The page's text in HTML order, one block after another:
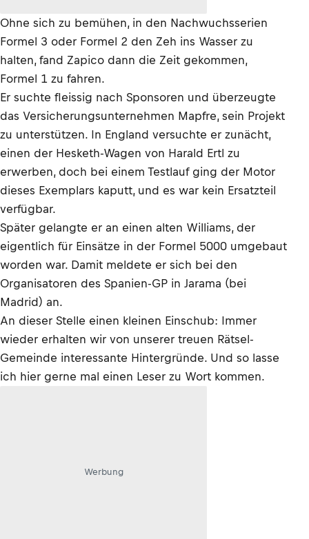
Ohne sich zu bemühen, in den Nachwuchsserien
Formel 3 oder Formel 2 den Zeh ins Wasser zu
halten, fand Zapico dann die Zeit gekommen,
Formel 1 zu fahren.
Er suchte fleissig nach Sponsoren und überzeugte
das Versicherungsunternehmen Mapfre, sein Projekt
zu unterstützen. In England versuchte er zunächt,
einen der Hesketh-Wagen von Harald Ertl zu
erwerben, doch bei einem Testlauf ging der Motor
dieses Exemplars kaputt, und es war kein Ersatzteil
verfügbar.
Später gelangte er an einen alten Williams, der
eigentlich für Einsätze in der Formel 5000 umgebaut
worden war. Damit meldete er sich bei den
Organisatoren des Spanien-GP in Jarama (bei
Madrid) an.
An dieser Stelle einen kleinen Einschub: Immer
wieder erhalten wir von unserer treuen Rätsel-
Gemeinde interessante Hintergründe. Und so lasse
ich hier gerne mal einen Leser zu Wort kommen.
Werbung